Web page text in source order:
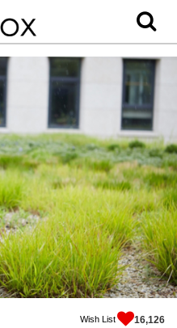
Wish List 16,126